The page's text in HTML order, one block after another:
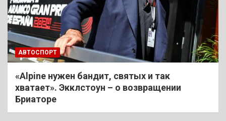
АВТОСПОРТ
«Alpine нужен бандит, святых и так
хватает». Экклстоун – о возвращении
Бриаторе